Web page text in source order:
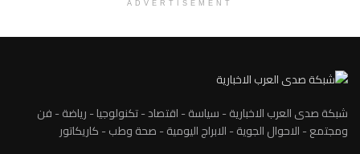
ADVERTISEMENT
شبكة صدى العرب الاخبارية - سياسة - اقتصاد - تكنولوجيا - رياضة - فن
ومجتمع - الاحوال الجوية - الابراج اليومية - صحة وطب - كاريكاتور